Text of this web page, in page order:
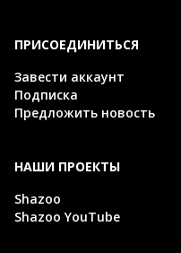
ПРИСОЕДИНИТЬСЯ
Завести аккаунт
Подписка
Предложить новость
НАШИ ПРОЕКТЫ
Shazoo
Shazoo YouTube